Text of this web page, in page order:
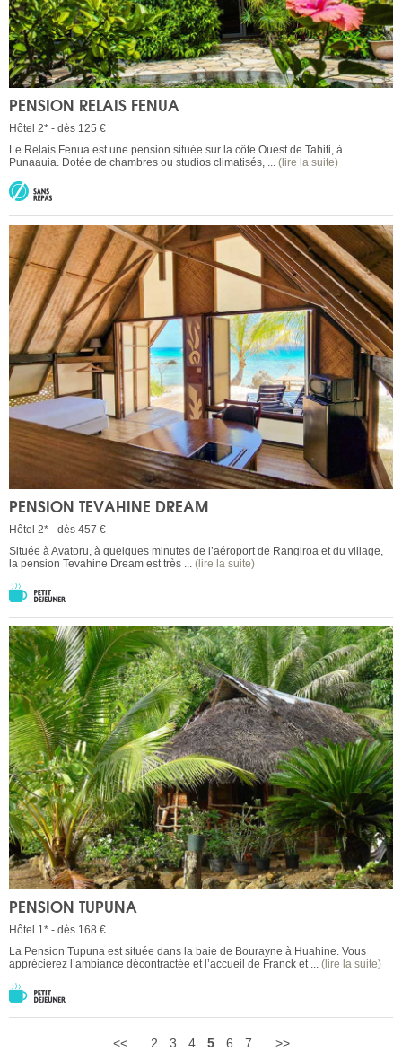
PENSION RELAIS FENUA
Hôtel 2* - dès 125 €
Le Relais Fenua est une pension située sur la côte Ouest de Tahiti, à
Punaauia. Dotée de chambres ou studios climatisés, ... (lire la suite)
PENSION TEVAHINE DREAM
Hôtel 2* - dès 457 €
Située à Avatoru, à quelques minutes de l’aéroport de Rangiroa et du village,
la pension Tevahine Dream est très ... (lire la suite)
PENSION TUPUNA
Hôtel 1* - dès 168 €
La Pension Tupuna est située dans la baie de Bourayne à Huahine. Vous
apprécierez l’ambiance décontractée et l’accueil de Franck et ... (lire la suite)
<< 2 3 4 5 6 7 >>